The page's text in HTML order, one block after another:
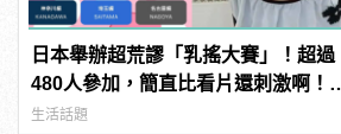
日本舉辦超荒謬「乳搖大賽」！超過
480人參加，簡直比看片還刺激啊！ |
manfashion這樣變型男
生活話題